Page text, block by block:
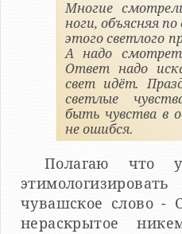
Многие
ноги, объясняя
этого светлого
А надо
Ответ надо
свет идёт.
светлые
быть чувства в
не ошибся.
Полагаю что
чувашское слово - Сурхури, до сих пор
нераскрытое